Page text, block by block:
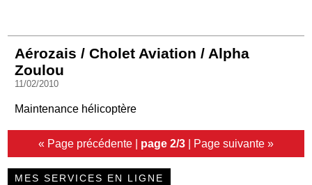
Aérozais / Cholet Aviation / Alpha
Zoulou
11/02/2010
Maintenance hélicoptère
« Page précédente | page 2/3 | Page suivante »
MES SERVICES EN LIGNE